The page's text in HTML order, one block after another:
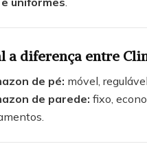
a diferença entre
de pé: móvel,
de parede: fixo,